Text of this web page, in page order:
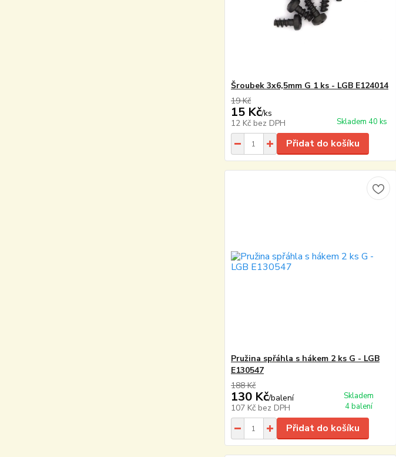
Šroubek 3x6,5mm G 1 ks - LGB E124014
19 Kč
15 Kč/ks
12 Kč bez DPH Skladem 40 ks
Přidat do košíku
Pružina spřáhla s hákem 2 ks G - LGB
E130547
188 Kč
130 Kč/balení
107 Kč bez DPH
Skladem
4 balení
Přidat do košíku